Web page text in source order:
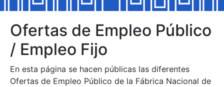
Mostrar/Ocultar
Mostrar/Ocultar
Ofertas de Empleo Público
/ Empleo Fijo
En esta página se hacen públicas las diferentes
Ofertas de Empleo Público de la Fábrica Nacional de